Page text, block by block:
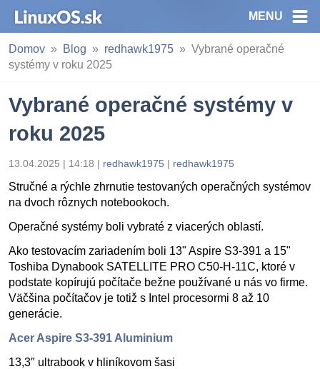
MENU
Domov Blog redhawk1975
Vybrané operačné
systémy v roku 2025
Vybrané operačné systémy v
roku 2025
13.04.2025 | 14:18 | redhawk1975 | redhawk1975
Stručné a rýchle zhrnutie testovaných operačných systémov
na dvoch rôznych notebookoch.
Operačné systémy boli vybraté z viacerých oblastí.
Ako testovacím zariadením boli 13" Aspire S3-391 a 15"
Toshiba Dynabook SATELLITE PRO C50-H-11C, ktoré v
podstate kopírujú počítače bežne používané u nás vo firme.
Väčšina počítačov je totiž s Intel procesormi 8 až 10
generácie.
Acer Aspire S3-391 Aluminium
13,3″ ultrabook v hliníkovom šasi